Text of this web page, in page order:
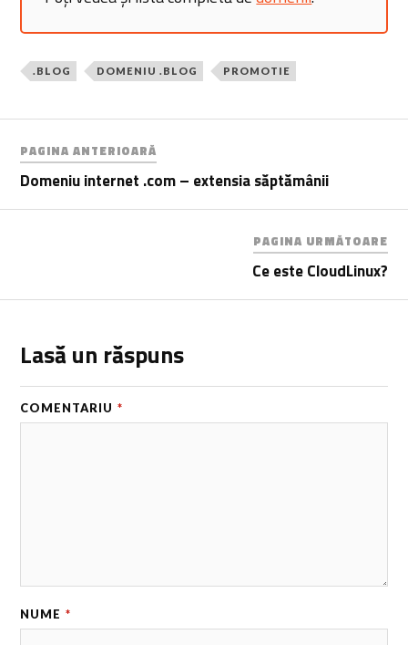
.BLOG DOMENIU .BLOG PROMOTIE
PAGINA ANTERIOARĂ
Domeniu internet .com – extensia săptămânii
PAGINA URMĂTOARE
Ce este CloudLinux?
Lasă un răspuns
COMENTARIU *
NUME *